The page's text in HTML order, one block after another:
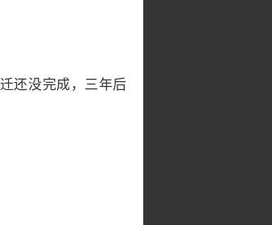
还没完成，三年后